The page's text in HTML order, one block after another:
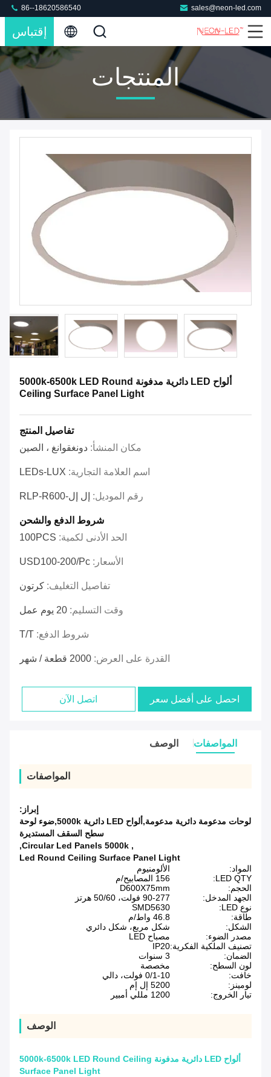
sales@neon-led.com
86--18620586540
إقتباس
المنتجات
ألواح LED دائرية مدفونة 5000k-6500k LED Round
Ceiling Surface Panel Light
تفاصيل المنتج
مكان المنشأ: دونغقوانغ ، الصين
اسم العلامة التجارية: LEDs-LUX
رقم الموديل: إل إل-RLP-R600
شروط الدفع والشحن
الحد الأدنى لكمية: 100PCS
الأسعار: USD100-200/pc
تفاصيل التغليف: كرتون
وقت التسليم: 20 يوم عمل
شروط الدفع: T/T
القدرة على العرض: 2000 قطعة / شهر
احصل على أفضل سعر اتصل الآن
المواصفات الوصف
المواصفات
إبراز:
لوحات مدعومة دائرية مدعومة,ألواح LED دائرية 5000k,ضوء لوحة
سطح السقف المستديرة
,
Circular Led Panels 5000k
,
Led Round Ceiling Surface Panel Light
المواد:
الألومنيوم
LED QTY:
156 المصابيح/م
الحجم:
D600X75mm
الجهد المدخل:
90-277 فولت، 50/60 هرتز
نوع LED:
SMD5630
طاقة:
46.8 واط/م
الشكل:
شكل مربع، شكل دائري
مصدر الضوء:
مصباح LED
تصنيف الملكية الفكرية:IP20
الضمان:
3 سنوات
لون السطح:
مخصصة
خافت:
0/1-10 فولت، دالي
لومينز:
5200 إل إم
تيار الخروج:
1200 مللي أمبير
الوصف
ألواح LED دائرية مدفونة 5000k-6500k LED Round Ceiling
Surface Panel Light